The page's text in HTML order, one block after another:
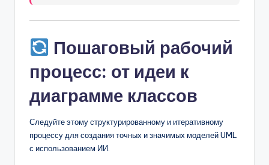
Пошаговый рабочий
процесс: от идеи к
диаграмме классов
Следуйте этому структурированному и итеративному
процессу для создания точных и значимых моделей UML
с использованием ИИ.